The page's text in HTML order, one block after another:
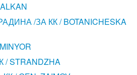
/ЗА КК / BOTANICHESKA
STRANDZHA